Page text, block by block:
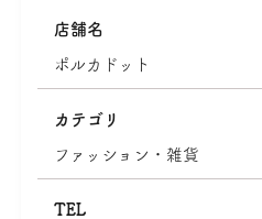
店舗名
ポルカドット
カテゴリ
ファッション・雑貨
TEL